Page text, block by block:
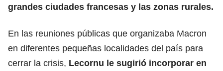
grandes ciudades francesas y las zonas rurales.
En las reuniones públicas que organizaba Macron
en diferentes pequeñas localidades del país para
cerrar la crisis, Lecornu le sugirió incorporar en